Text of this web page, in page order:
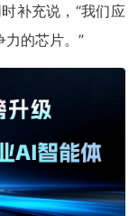
补充说，“我们应
的芯片。”